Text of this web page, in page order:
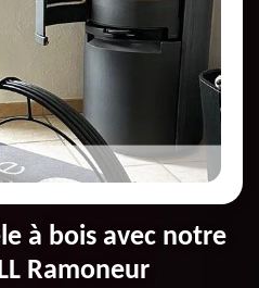
à bois avec notre
Ramoneur